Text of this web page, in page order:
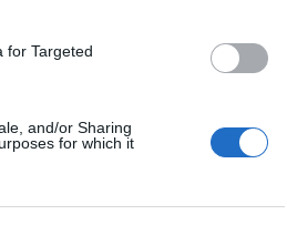
for Targeted
and/or Sharing
for which it